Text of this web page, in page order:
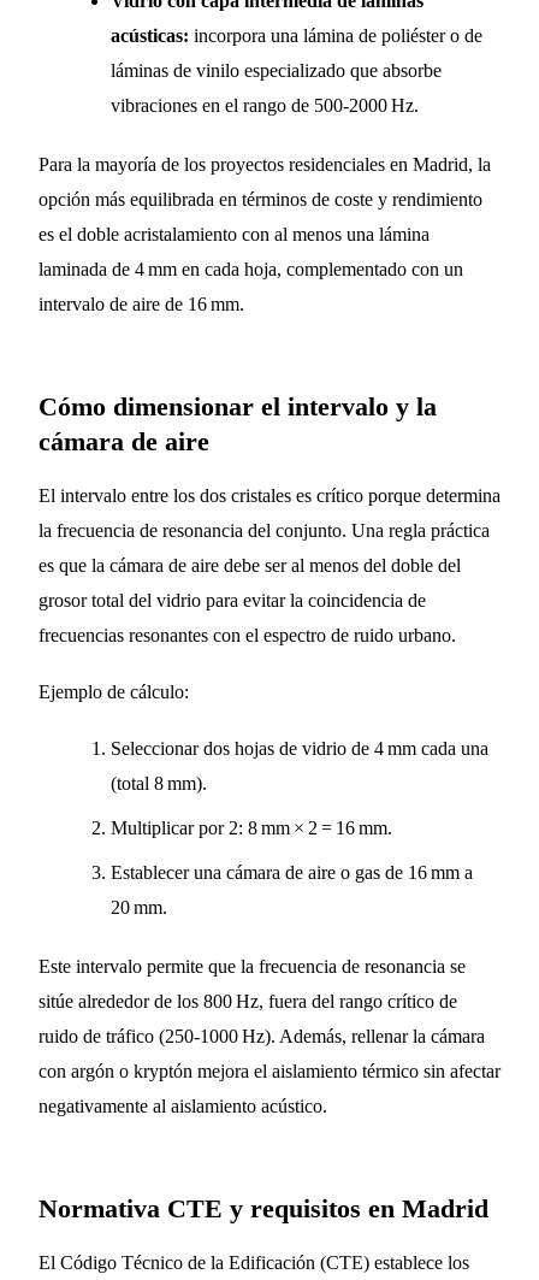
acústicas: incorpora una lámina de poliéster o de
láminas de vinilo especializado que absorbe
vibraciones en el rango de 500‑2000 Hz.
Para la mayoría de los proyectos residenciales en Madrid, la
opción más equilibrada en términos de coste y rendimiento
es el doble acristalamiento con al menos una lámina
laminada de 4 mm en cada hoja, complementado con un
intervalo de aire de 16 mm.
Cómo dimensionar el intervalo y la
cámara de aire
El intervalo entre los dos cristales es crítico porque determina
la frecuencia de resonancia del conjunto. Una regla práctica
es que la cámara de aire debe ser al menos del doble del
grosor total del vidrio para evitar la coincidencia de
frecuencias resonantes con el espectro de ruido urbano.
Ejemplo de cálculo:
Seleccionar dos hojas de vidrio de 4 mm cada una
(total 8 mm).
Multiplicar por 2: 8 mm × 2 = 16 mm.
Establecer una cámara de aire o gas de 16 mm a
20 mm.
Este intervalo permite que la frecuencia de resonancia se
sitúe alrededor de los 800 Hz, fuera del rango crítico de
ruido de tráfico (250‑1000 Hz). Además, rellenar la cámara
con argón o kryptón mejora el aislamiento térmico sin afectar
negativamente al aislamiento acústico.
Normativa CTE y requisitos en Madrid
El Código Técnico de la Edificación (CTE) establece los